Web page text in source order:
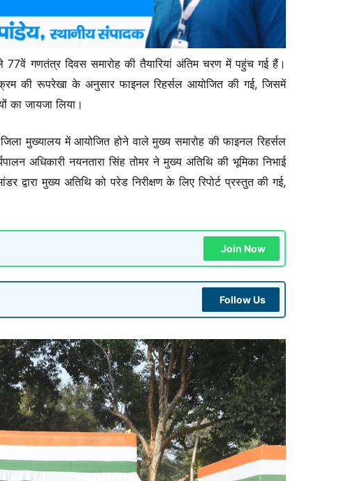
गणतंत्र दिवस समारोह की तैयारियां अंतिम चरण में पहुंच गई हैं।
की रूपरेखा के अनुसार फाइनल रिहर्सल आयोजित की गई, जिसमें
का जायजा लिया।
मुख्यालय में आयोजित होने वाले मुख्य समारोह की फाइनल रिहर्सल
अधिकारी नयनतारा सिंह तोमर ने मुख्य अतिथि की भूमिका निभाई
द्वारा मुख्य अतिथि को परेड निरीक्षण के लिए रिपोर्ट प्रस्तुत की गई,
Join Now
Follow Us